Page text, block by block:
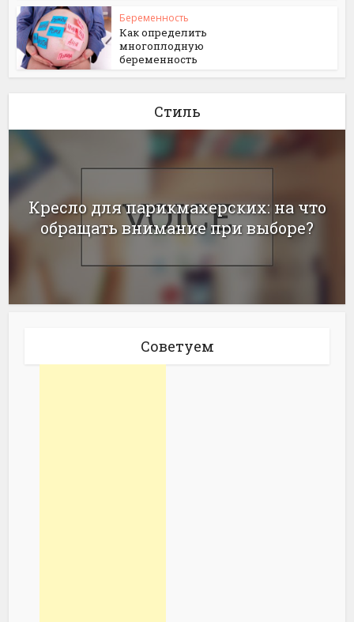
Беременность
Как определить
многоплодную
беременность
Стиль
Кресло для парикмахерских: на что
обращать внимание при выборе?
Советуем